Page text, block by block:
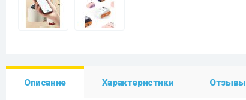
Описание Характеристики Отзывы